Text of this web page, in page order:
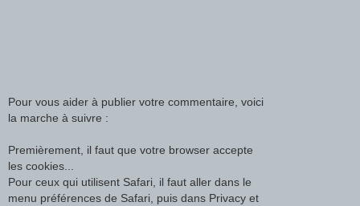
Pour vous aider à publier votre commentaire, voici
la marche à suivre :
Premièrement, il faut que votre browser accepte
les cookies...
Pour ceux qui utilisent Safari, il faut aller dans le
menu préférences de Safari, puis dans Privacy et